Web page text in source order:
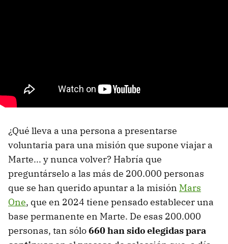
¿Qué lleva a una persona a presentarse
voluntaria para una misión que supone viajar a
Marte... y nunca volver? Habría que
preguntárselo a las más de 200.000 personas
que se han querido apuntar a la misión Mars
One, que en 2024 tiene pensado establecer una
base permanente en Marte. De esas 200.000
personas, tan sólo660 han sido elegidas para